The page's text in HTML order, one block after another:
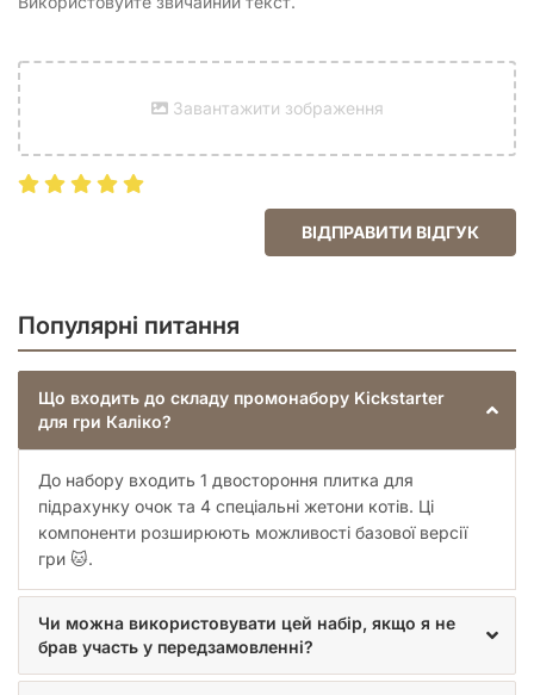
Завантажити зображення
ВІДПРАВИТИ ВІДГУК
Популярні питання
Що входить до складу промонабору Kickstarter
для гри Каліко?
До набору входить 1 двостороння плитка для
підрахунку очок та 4 спеціальні жетони котів. Ці
компоненти розширюють можливості базової версії
гри 🐱.
Чи можна використовувати цей набір, якщо я не
брав участь у передзамовленні?